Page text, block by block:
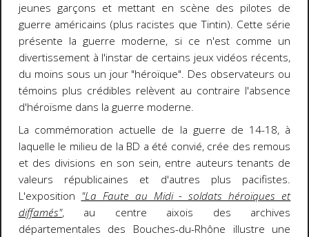
jeunes garçons et mettant en scène des pilotes de
guerre américains (plus racistes que Tintin). Cette série
présente la guerre moderne, si ce n'est comme un
divertissement à l'instar de certains jeux vidéos récents,
du moins sous un jour "héroïque". Des observateurs ou
témoins plus crédibles relèvent au contraire l'absence
d'héroïsme dans la guerre moderne.
La commémoration actuelle de la guerre de 14-18, à
laquelle le milieu de la BD a été convié, crée des remous
et des divisions en son sein, entre auteurs tenants de
valeurs républicaines et d'autres plus pacifistes.
L'exposition "La Faute au Midi - soldats héroïques et
diffamés", au centre aixois des archives
départementales des Bouches-du-Rhône illustre une